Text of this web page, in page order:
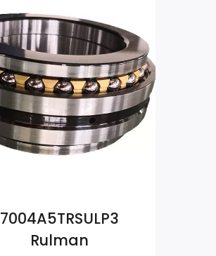
7004A5TRSULP3
Rulman